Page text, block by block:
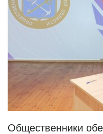
Общественники